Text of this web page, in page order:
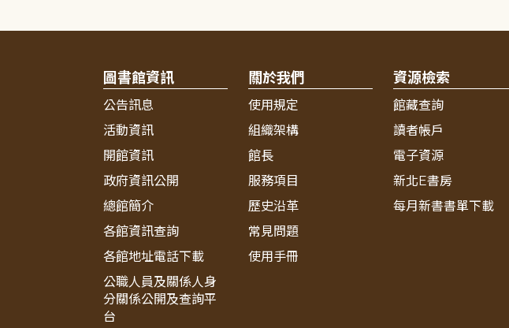
圖書館資訊
公告訊息
活動資訊
開館資訊
政府資訊公開
總館簡介
各館資訊查詢
各館地址電話下載
公職人員及關係人身
分關係公開及查詢平
台
關於我們
使用規定
組織架構
館長
服務項目
歷史沿革
常見問題
使用手冊
資源檢索
館藏查詢
讀者帳戶
電子資源
新北E書房
每月新書書單下載